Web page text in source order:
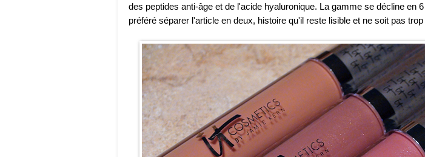
des peptides anti-âge et de l'acide hyaluronique. La gamme se décline en
préféré séparer l'article en deux, histoire qu'il reste lisible et ne soit pas